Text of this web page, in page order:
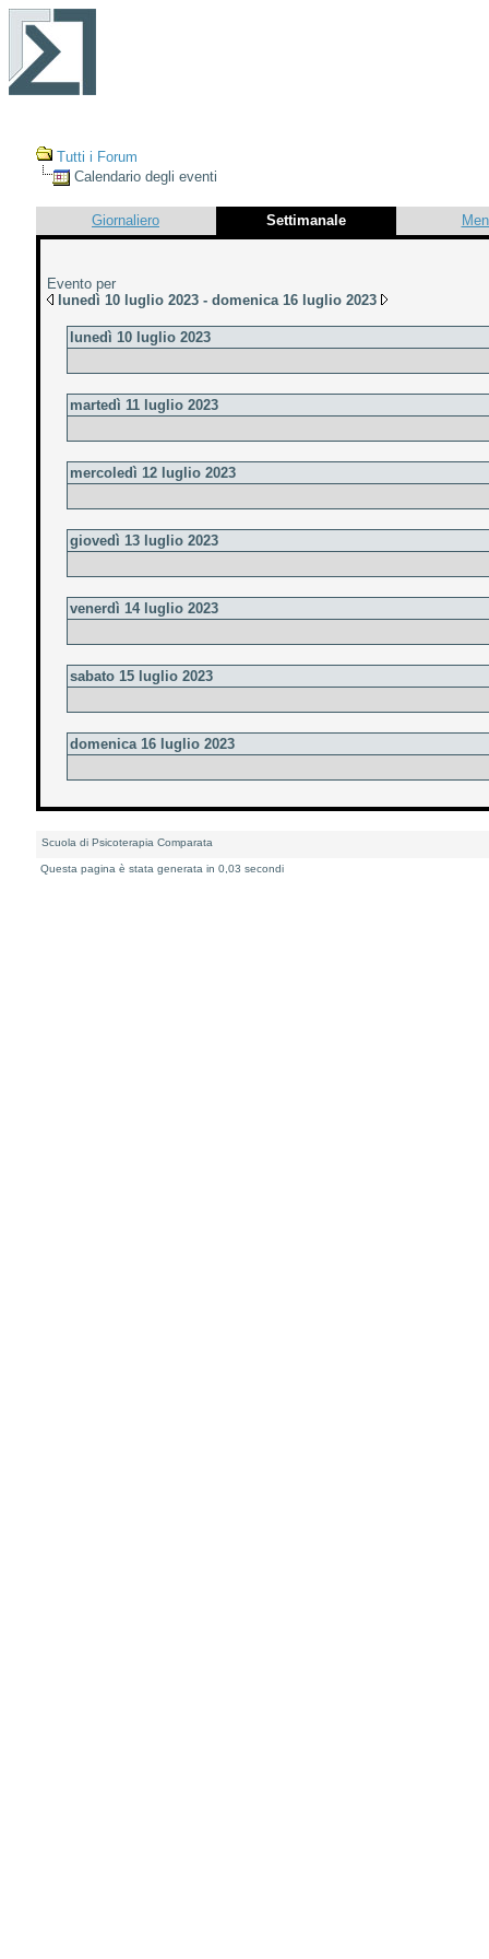
Tutti i Forum
Calendario degli eventi
Giornaliero Settimanale
Evento per
lunedì 10 luglio 2023 - domenica 16 luglio 2023
lunedì 10 luglio 2023
martedì 11 luglio 2023
mercoledì 12 luglio 2023
giovedì 13 luglio 2023
venerdì 14 luglio 2023
sabato 15 luglio 2023
domenica 16 luglio 2023
Scuola di Psicoterapia Comparata
Questa pagina è stata generata in 0,03 secondi